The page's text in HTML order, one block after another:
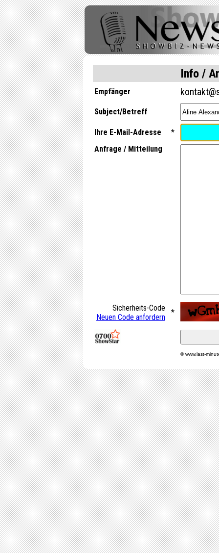
Info /
Empfänger
Subject/Betreff
Ihre E-Mail-Adresse
*
Anfrage / Mitteilung
Sicherheits-Code
Neuen Code anfordern
*
© www.last-